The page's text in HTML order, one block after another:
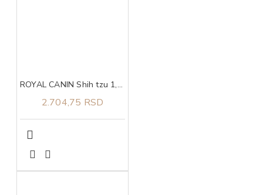
ROYAL CANIN Shih tzu 1,5kg
2.704,75 RSD